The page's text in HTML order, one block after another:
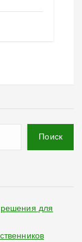
Поиск
для